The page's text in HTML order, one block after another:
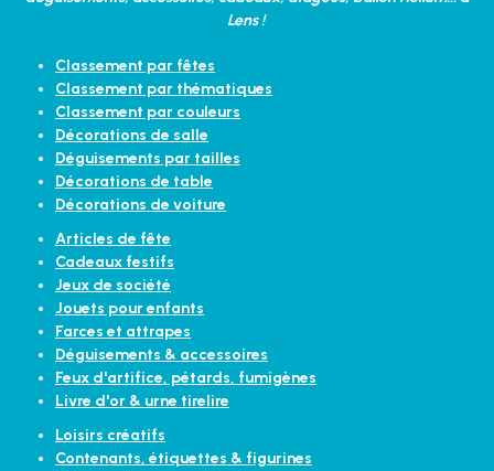
Lens !
Classement par fêtes
Classement par thématiques
Classement par couleurs
Décorations de salle
Déguisements par tailles
Décorations de table
Décorations de voiture
Articles de fête
Cadeaux festifs
Jeux de société
Jouets pour enfants
Farces et attrapes
Déguisements & accessoires
Feux d'artifice, pétards, fumigènes
Livre d'or & urne tirelire
Loisirs créatifs
Contenants, étiquettes & figurines